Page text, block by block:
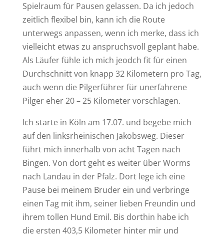
Spielraum für Pausen gelassen. Da ich jedoch
zeitlich flexibel bin, kann ich die Route
unterwegs anpassen, wenn ich merke, dass ich
vielleicht etwas zu anspruchsvoll geplant habe.
Als Läufer fühle ich mich jeodch fit für einen
Durchschnitt von knapp 32 Kilometern pro Tag,
auch wenn die Pilgerführer für unerfahrene
Pilger eher 20 – 25 Kilometer vorschlagen.
Ich starte in Köln am 17.07. und begebe mich
auf den linksrheinischen Jakobsweg. Dieser
führt mich innerhalb von acht Tagen nach
Bingen. Von dort geht es weiter über Worms
nach Landau in der Pfalz. Dort lege ich eine
Pause bei meinem Bruder ein und verbringe
einen Tag mit ihm, seiner lieben Freundin und
ihrem tollen Hund Emil. Bis dorthin habe ich
die ersten 403,5 Kilometer hinter mir und